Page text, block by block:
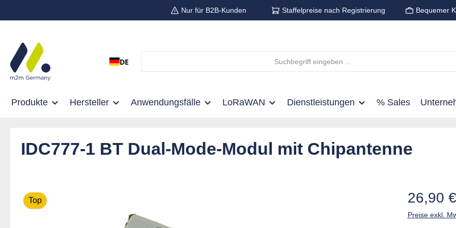
Nur für B2B-Kunden Staffelpreise nach Registrierung Bequemer
DE
Produkte Hersteller Anwendungsfälle LoRaWAN Dienstleistungen % Sales
IDC777-1 BT Dual-Mode-Modul mit Chipantenne
Bildergalerie überspringen
Top
Regulärer
26,90 €
Preise exkl.